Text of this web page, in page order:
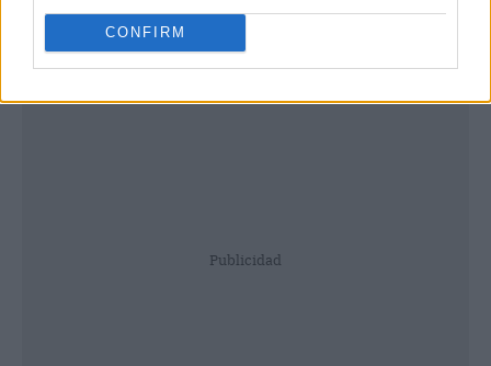
CONFIRM
Publicidad